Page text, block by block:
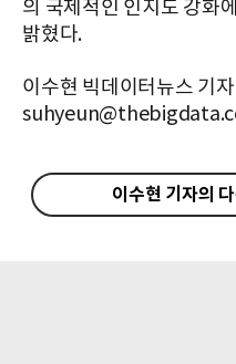
의 국제적인 인지도 강화
밝혔다.
이수현 빅데이터뉴스 기자
이수현 기자의